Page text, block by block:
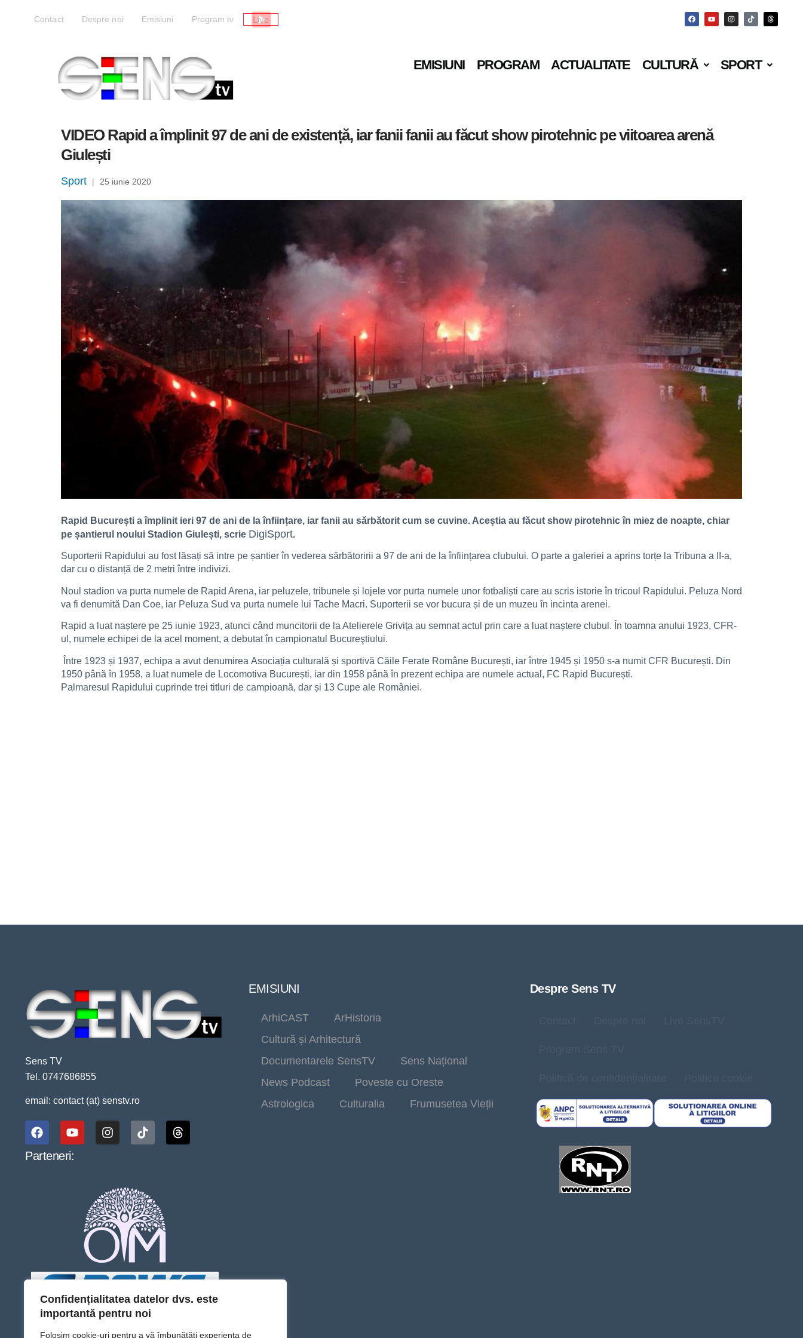
Confidențialitatea datelor dvs. este
importantă pentru noi
Folosim cookie-uri pentru a vă îmbunătăți experiența de
Contact Despre noi Emisiuni Program tv Live
EMISIUNI PROGRAM ACTUALITATE CULTURĂ SPORT
VIDEO Rapid a împlinit 97 de ani de existență, iar fanii fanii au făcut show pirotehnic pe viitoarea arenă
Giulești
Sport | 25 iunie 2020
Rapid București a împlinit ieri 97 de ani de la înființare, iar fanii au sărbătorit cum se cuvine. Aceștia au făcut show pirotehnic în miez de noapte, chiar
pe șantierul noului Stadion Giulești, scrie DigiSport.
Suporterii Rapidului au fost lăsați să intre pe șantier în vederea sărbătoririi a 97 de ani de la înființarea clubului. O parte a galeriei a aprins torțe la Tribuna a II-a,
dar cu o distanță de 2 metri între indivizi.
Noul stadion va purta numele de Rapid Arena, iar peluzele, tribunele și lojele vor purta numele unor fotbaliști care au scris istorie în tricoul Rapidului. Peluza Nord
va fi denumită Dan Coe, iar Peluza Sud va purta numele lui Tache Macri. Suporterii se vor bucura și de un muzeu în incinta arenei.
Rapid a luat naștere pe 25 iunie 1923, atunci când muncitorii de la Atelierele Grivița au semnat actul prin care a luat naștere clubul. În toamna anului 1923, CFR-
ul, numele echipei de la acel moment, a debutat în campionatul Bucureştiului.
Între 1923 și 1937, echipa a avut denumirea Asociația culturală și sportivă Căile Ferate Române București, iar între 1945 și 1950 s-a numit CFR București. Din
1950 până în 1958, a luat numele de Locomotiva București, iar din 1958 până în prezent echipa are numele actual, FC Rapid București.
Palmaresul Rapidului cuprinde trei titluri de campioană, dar și 13 Cupe ale României.
Sens TV
Tel. 0747686855
email: contact (at) senstv.ro
Parteneri:
EMISIUNI
ArhiCAST
ArHistoria
Cultură și Arhitectură
Documentarele SensTV
Sens Național
News Podcast
Poveste cu Oreste
Astrologica
Culturalia Frumusetea Vieții
Despre Sens TV